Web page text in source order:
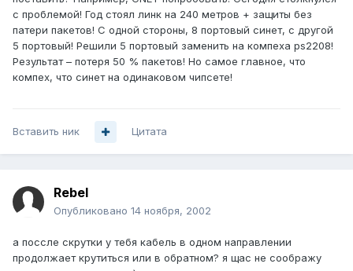
с проблемой! Год стоял линк на 240 метров + защиты без
патери пакетов! С одной стороны, 8 портовый синет, с другой
5 портовый! Решили 5 портовый заменить на компеха ps2208!
Результат – потеря 50 % пакетов! Но самое главное, что
компех, что синет на одинаковом чипсете!
Вставить ник Цитата
Rebel
Опубликовано 14 ноября, 2002
а поссле скрутки у тебя кабель в одном направлении
продолжает крутиться или в обратном? я щас не соображу